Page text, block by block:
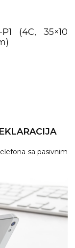
(4C, 35×10
sa pasivnim